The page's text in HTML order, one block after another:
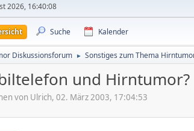
2026, 16:40:08
Suche Kalender
Diskussionsforum ► Sonstiges zum Thema
und Hirntumor?
von Ulrich, 02. März 2003, 17:04:53